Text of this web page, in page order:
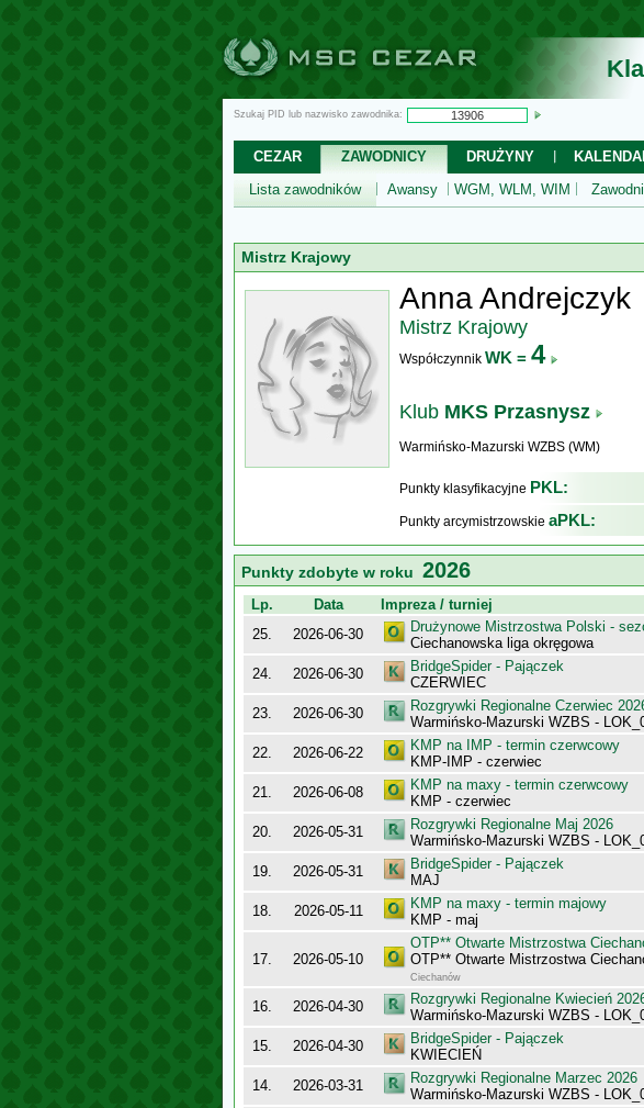
Szukaj PID lub nazwisko zawodnika:
CEZAR ZAWODNICY DRUŻYNY
Lista zawodników
Awansy WGM, WLM, WIM
Mistrz Krajowy
Anna Andrejczyk
Mistrz Krajowy
Współczynnik WK = 4
Klub MKS Przasnysz
Warmińsko-Mazurski WZBS (WM)
Punkty klasyfikacyjne PKL:
Punkty arcymistrzowskie aPKL:
Punkty zdobyte w roku 2026
Lp. Data Impreza / turniej
25.
2026-06-30
Drużynowe Mistrzostwa Polski -
Ciechanowska liga okręgowa
24. 2026-06-30
BridgeSpider - Pajączek
CZERWIEC
23. 2026-06-30
Rozgrywki Regionalne Czerwiec
Warmińsko-Mazurski WZBS -
22. 2026-06-22
KMP na IMP - termin czerwcowy
KMP-IMP - czerwiec
21. 2026-06-08
KMP na maxy - termin czerwcowy
KMP - czerwiec
20. 2026-05-31
Rozgrywki Regionalne Maj 2026
Warmińsko-Mazurski WZBS -
19. 2026-05-31
BridgeSpider - Pajączek
MAJ
18. 2026-05-11
KMP na maxy - termin majowy
KMP - maj
17. 2026-05-10
OTP** Otwarte Mistrzostwa
OTP** Otwarte Mistrzostwa
Ciechanów
16. 2026-04-30
Rozgrywki Regionalne Kwiecień
Warmińsko-Mazurski WZBS -
15. 2026-04-30
BridgeSpider - Pajączek
KWIECIEŃ
14. 2026-03-31
Rozgrywki Regionalne Marzec 2026
Warmińsko-Mazurski WZBS -